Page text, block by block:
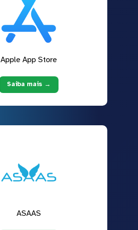
Apple App Store
Saiba mais →
ASAAS